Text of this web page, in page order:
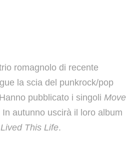
romagnolo di recente
la scia del punkrock/pop
pubblicato i singoli Move
In autunno uscirà il loro album
This Life.